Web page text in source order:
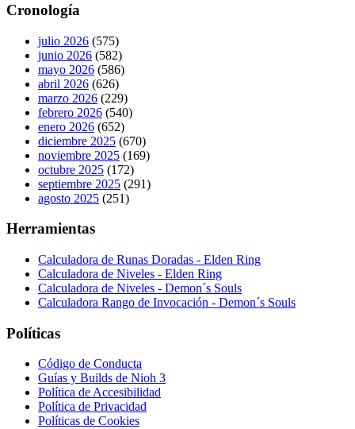
Cronología
julio 2026 (575)
junio 2026 (582)
mayo 2026 (586)
abril 2026 (626)
marzo 2026 (229)
febrero 2026 (540)
enero 2026 (652)
diciembre 2025 (670)
noviembre 2025 (169)
octubre 2025 (172)
septiembre 2025 (291)
agosto 2025 (251)
Herramientas
Calculadora de Runas Doradas - Elden Ring
Calculadora de Niveles - Elden Ring
Calculadora de Niveles - Demon´s Souls
Calculadora Rango de Invocación - Demon´s Souls
Políticas
Código de Conducta
Guías y Builds de Nioh 3
Política de Accesibilidad
Política de Privacidad
Políticas de Cookies